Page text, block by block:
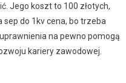
Jego koszt to 100 złotych,
do 1kv cena, bo trzeba
na pewno pomogą
kariery zawodowej.